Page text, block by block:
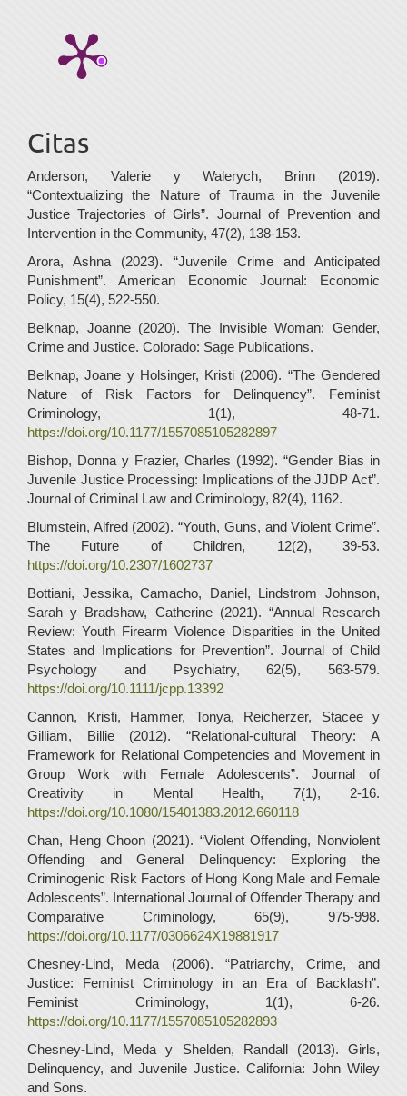
Citas
Anderson, Valerie y Walerych, Brinn (2019).
“Contextualizing the Nature of Trauma in the Juvenile
Justice Trajectories of Girls”. Journal of Prevention and
Intervention in the Community, 47(2), 138-153.
Arora, Ashna (2023). “Juvenile Crime and Anticipated
Punishment”. American Economic Journal: Economic
Policy, 15(4), 522-550.
Belknap, Joanne (2020). The Invisible Woman: Gender,
Crime and Justice. Colorado: Sage Publications.
Belknap, Joane y Holsinger, Kristi (2006). “The Gendered
Nature of Risk Factors for Delinquency”. Feminist
Criminology, 1(1), 48-71.
https://doi.org/10.1177/1557085105282897
Bishop, Donna y Frazier, Charles (1992). “Gender Bias in
Juvenile Justice Processing: Implications of the JJDP Act”.
Journal of Criminal Law and Criminology, 82(4), 1162.
Blumstein, Alfred (2002). “Youth, Guns, and Violent Crime”.
The Future of Children, 12(2), 39-53.
https://doi.org/10.2307/1602737
Bottiani, Jessika, Camacho, Daniel, Lindstrom Johnson,
Sarah y Bradshaw, Catherine (2021). “Annual Research
Review: Youth Firearm Violence Disparities in the United
States and Implications for Prevention”. Journal of Child
Psychology and Psychiatry, 62(5), 563-579.
https://doi.org/10.1111/jcpp.13392
Cannon, Kristi, Hammer, Tonya, Reicherzer, Stacee y
Gilliam, Billie (2012). “Relational-cultural Theory: A
Framework for Relational Competencies and Movement in
Group Work with Female Adolescents”. Journal of
Creativity in Mental Health, 7(1), 2-16.
https://doi.org/10.1080/15401383.2012.660118
Chan, Heng Choon (2021). “Violent Offending, Nonviolent
Offending and General Delinquency: Exploring the
Criminogenic Risk Factors of Hong Kong Male and Female
Adolescents”. International Journal of Offender Therapy and
Comparative Criminology, 65(9), 975-998.
https://doi.org/10.1177/0306624X19881917
Chesney-Lind, Meda (2006). “Patriarchy, Crime, and
Justice: Feminist Criminology in an Era of Backlash”.
Feminist Criminology, 1(1), 6-26.
https://doi.org/10.1177/1557085105282893
Chesney-Lind, Meda y Shelden, Randall (2013). Girls,
Delinquency, and Juvenile Justice. California: John Wiley
and Sons.